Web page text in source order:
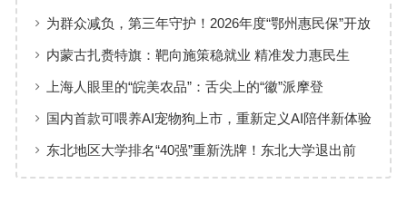
刀伤
为群众减负，第三年守护！2026年度“鄂州惠民保”开放
参保！
内蒙古扎赉特旗：靶向施策稳就业 精准发力惠民生
上海人眼里的“皖美农品”：舌尖上的“徽”派摩登
国内首款可喂养AI宠物狗上市，重新定义AI陪伴新体验
东北地区大学排名“40强”重新洗牌！东北大学退出前